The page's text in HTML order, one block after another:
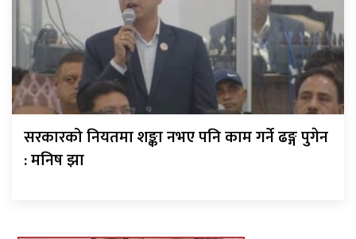
सरकारको नियतमा शङ्का नभए पनि काम गर्ने ढङ्ग पुगेन
: मनिष झा